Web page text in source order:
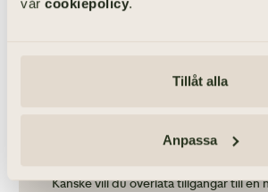
vår cookiepolicy.
Tillåt alla
Anpassa
Gåvobrev
Kanske vill du överlåta tillgångar till en